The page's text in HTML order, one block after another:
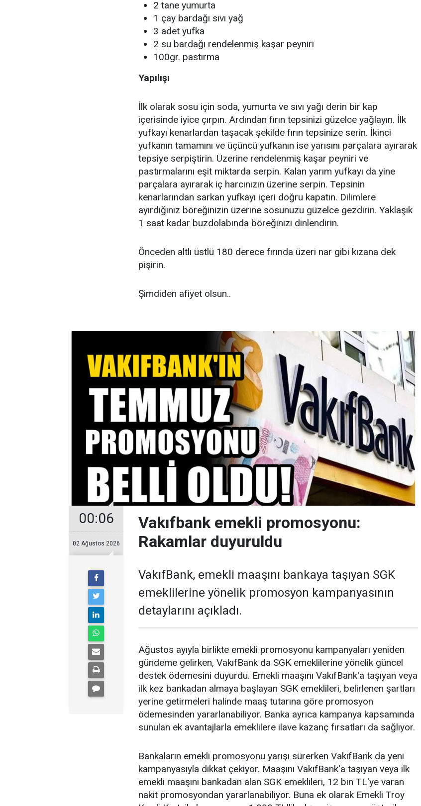
2 tane yumurta
1 çay bardağı sıvı yağ
3 adet yufka
2 su bardağı rendelenmiş kaşar peyniri
100gr. pastırma
Yapılışı
İlk olarak sosu için soda, yumurta ve sıvı yağı derin bir kap
içerisinde iyice çırpın. Ardından fırın tepsinizi güzelce yağlayın. İlk
yufkayı kenarlardan taşacak şekilde fırın tepsinize serin. İkinci
yufkanın tamamını ve üçüncü yufkanın ise yarısını parçalara ayırarak
tepsiye serpiştirin. Üzerine rendelenmiş kaşar peyniri ve
pastırmalarını eşit miktarda serpin. Kalan yarım yufkayı da yine
parçalara ayırarak iç harcınızın üzerine serpin. Tepsinin
kenarlarından sarkan yufkayı içeri doğru kapatın. Dilimlere
ayırdığınız böreğinizin üzerine sosunuzu güzelce gezdirin. Yaklaşık
1 saat kadar buzdolabında böreğinizi dinlendirin.
Önceden altlı üstlü 180 derece fırında üzeri nar gibi kızana dek
pişirin.
Şimdiden afiyet olsun..
00:06
02 Ağustos 2026
Vakıfbank emekli promosyonu:
Rakamlar duyuruldu
VakıfBank, emekli maaşını bankaya taşıyan SGK
emeklilerine yönelik promosyon kampanyasının
detaylarını açıkladı.
Ağustos ayıyla birlikte emekli promosyonu kampanyaları yeniden
gündeme gelirken, VakıfBank da SGK emeklilerine yönelik güncel
destek ödemesini duyurdu. Emekli maaşını VakıfBank'a taşıyan veya
ilk kez bankadan almaya başlayan SGK emeklileri, belirlenen şartları
yerine getirmeleri halinde maaş tutarına göre promosyon
ödemesinden yararlanabiliyor. Banka ayrıca kampanya kapsamında
sunulan ek avantajlarla emeklilere ilave kazanç fırsatları da sağlıyor.
Bankaların emekli promosyonu yarışı sürerken VakıfBank da yeni
kampanyasıyla dikkat çekiyor. Maaşını VakıfBank'a taşıyan veya ilk
emekli maaşını bankadan alan SGK emeklileri, 12 bin TL'ye varan
nakit promosyondan yararlanabiliyor. Buna ek olarak Emekli Troy